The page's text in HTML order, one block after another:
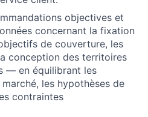
objectives et
concernant la fixation
de couverture, les
conception des territoires
— en équilibrant les
les hypothèses de
contraintes